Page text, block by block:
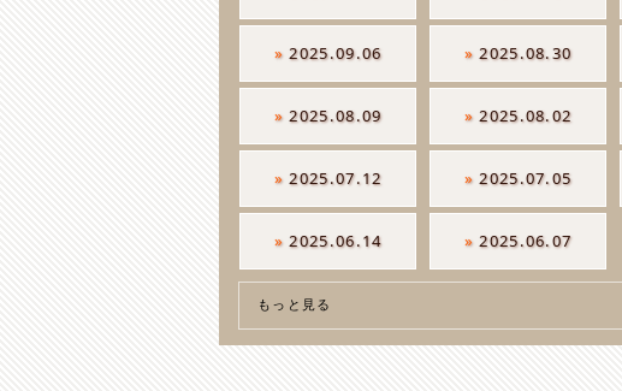
»2025.09.06 »2025.08.30
»2025.08.09 »2025.08.02
»2025.07.12 »2025.07.05
»2025.06.14 »2025.06.07
もっと見る